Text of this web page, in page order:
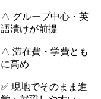
△ グループ中心・英
語漬けが前提
△ 滞在費・学費とも
に高め
✅ 現地でそのまま進